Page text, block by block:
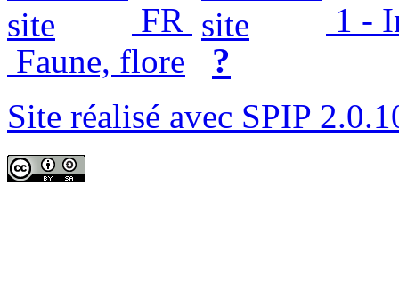
FR
1 -
Faune, flore
?
Site réalisé avec SPIP